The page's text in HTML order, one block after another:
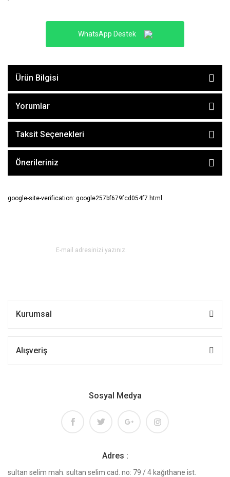
WhatsApp Destek
Ürün Bilgisi
Yorumlar
Taksit Seçenekleri
Önerileriniz
google-site-verification: google257bf679fcd054f7.html
Kurumsal
Alışveriş
Sosyal Medya
Adres :
sultan selim mah. sultan selim cad. no: 79 / 4 kağıthane ist.